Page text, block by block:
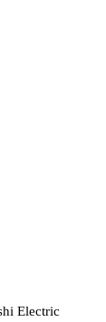
Electric